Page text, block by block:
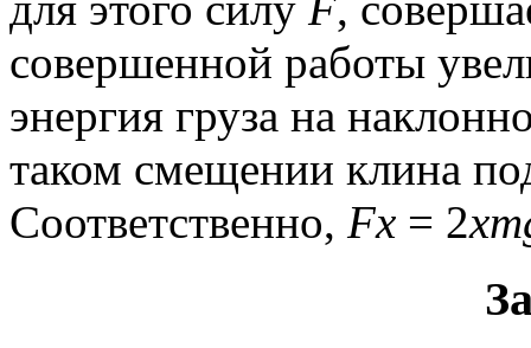
совершенной работы
энергия груза на
таком смещении клина
Соответственно, Fx = 2